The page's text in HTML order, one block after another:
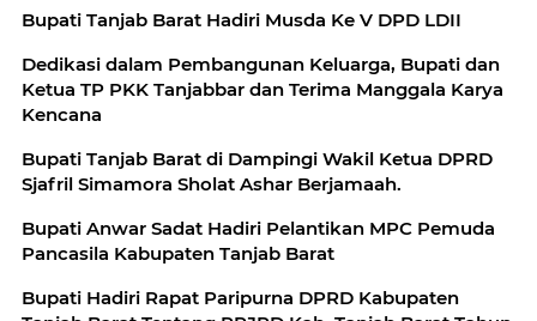
Bupati Tanjab Barat Hadiri Musda Ke V DPD LDII
Dedikasi dalam Pembangunan Keluarga, Bupati dan
Ketua TP PKK Tanjabbar dan Terima Manggala Karya
Kencana
Bupati Tanjab Barat di Dampingi Wakil Ketua DPRD
Sjafril Simamora Sholat Ashar Berjamaah.
Bupati Anwar Sadat Hadiri Pelantikan MPC Pemuda
Pancasila Kabupaten Tanjab Barat
Bupati Hadiri Rapat Paripurna DPRD Kabupaten